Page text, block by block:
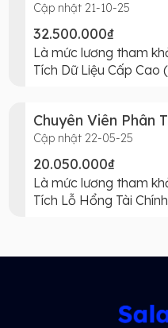
Cập nhật 21-10-25
32.500.000₫
Là mức lương tham
Tích Dữ Liệu Cấp
Chuyên Viên Phân
Cập nhật 22-05-25
20.050.000₫
Là mức lương tham
Tích Lỗ Hổng Tài Chính